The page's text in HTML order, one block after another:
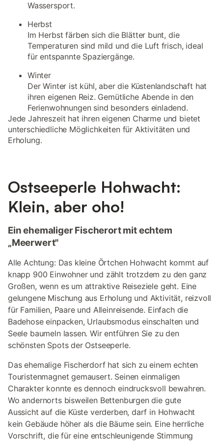
Wassersport.
Herbst
Im Herbst färben sich die Blätter bunt, die
Temperaturen sind mild und die Luft frisch, ideal
für entspannte Spaziergänge.
Winter
Der Winter ist kühl, aber die Küstenlandschaft hat
ihren eigenen Reiz. Gemütliche Abende in den
Ferienwohnungen sind besonders einladend.
Jede Jahreszeit hat ihren eigenen Charme und bietet
unterschiedliche Möglichkeiten für Aktivitäten und
Erholung.
Ostseeperle Hohwacht:
Klein, aber oho!
Ein ehemaliger Fischerort mit echtem
„Meerwert"
Alle Achtung: Das kleine Örtchen Hohwacht kommt auf
knapp 900 Einwohner und zählt trotzdem zu den ganz
Großen, wenn es um attraktive Reiseziele geht. Eine
gelungene Mischung aus Erholung und Aktivität, reizvoll
für Familien, Paare und Alleinreisende. Einfach die
Badehose einpacken, Urlaubsmodus einschalten und
Seele baumeln lassen. Wir entführen Sie zu den
schönsten Spots der Ostseeperle.
Das ehemalige Fischerdorf hat sich zu einem echten
Touristenmagnet gemausert. Seinen einmaligen
Charakter konnte es dennoch eindrucksvoll bewahren.
Wo andernorts bisweilen Bettenburgen die gute
Aussicht auf die Küste verderben, darf in Hohwacht
kein Gebäude höher als die Bäume sein. Eine herrliche
Vorschrift, die für eine entschleunigende Stimmung